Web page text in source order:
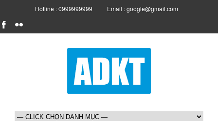
Hotline : 0999999999 Email : google@gmail.com